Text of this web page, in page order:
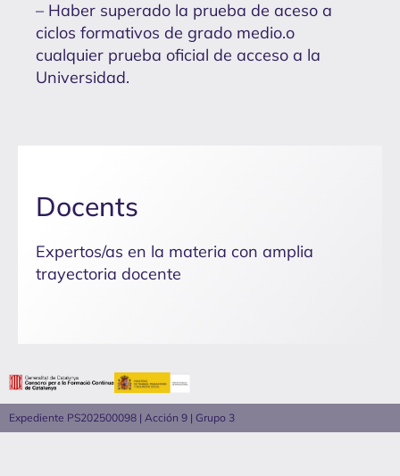
– Haber superado la prueba de aceso a
ciclos formativos de grado medio.o
cualquier prueba oficial de acceso a la
Universidad.
Docents
Expertos/as en la materia con amplia
trayectoria docente
Expediente PS202500098 | Acción 9 | Grupo 3